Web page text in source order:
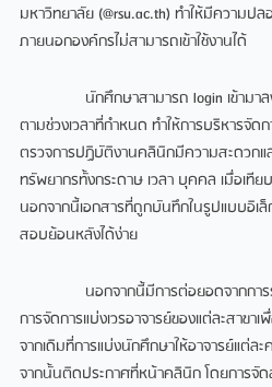
มหาวิทยาลัย (@rsu.ac.th) ทำให้มีความป
ภายนอกองค์กรไม่สามารถเข้าใช้งานได้
นักศึกษาสามารถ login เข้ามาลง
ตามช่วงเวลาที่กำหนด ทำให้การบริหารจัด
ตรวจการปฏิบัติงานคลินิกมีความสะดวกแ
ทรัพยากรทั้งกระดาษ เวลา บุคคล เมื่อเที
นอกจากนี้เอกสารที่ถูกบันทึกในรูปแบบอิเ
สอบย้อนหลังได้ง่าย
นอกจากนี้มีการต่อยอดจากการระ
การจัดการแบ่งเวรอาจารย์ของแต่ละสาข
จากเดิมที่การแบ่งนักศึกษาให้อาจารย์แต่ล
จากนั้นติดประกาศที่หน้าคลินิก โดยการจั